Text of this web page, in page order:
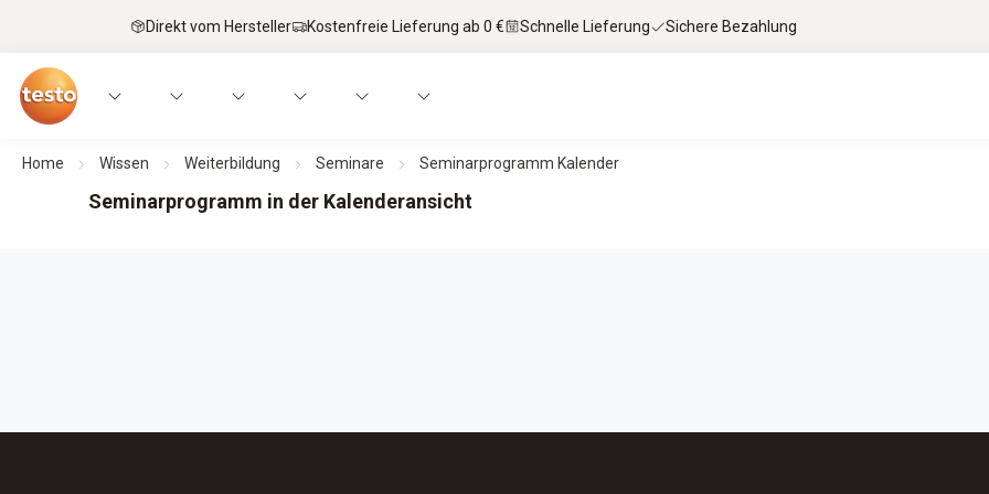
Direkt vom Hersteller Kostenfreie Lieferung ab 0 € Schnelle Lieferung Sichere Bezahlung
Home Wissen Weiterbildung Seminare Seminarprogramm Kalender
Seminarprogramm in der Kalenderansicht